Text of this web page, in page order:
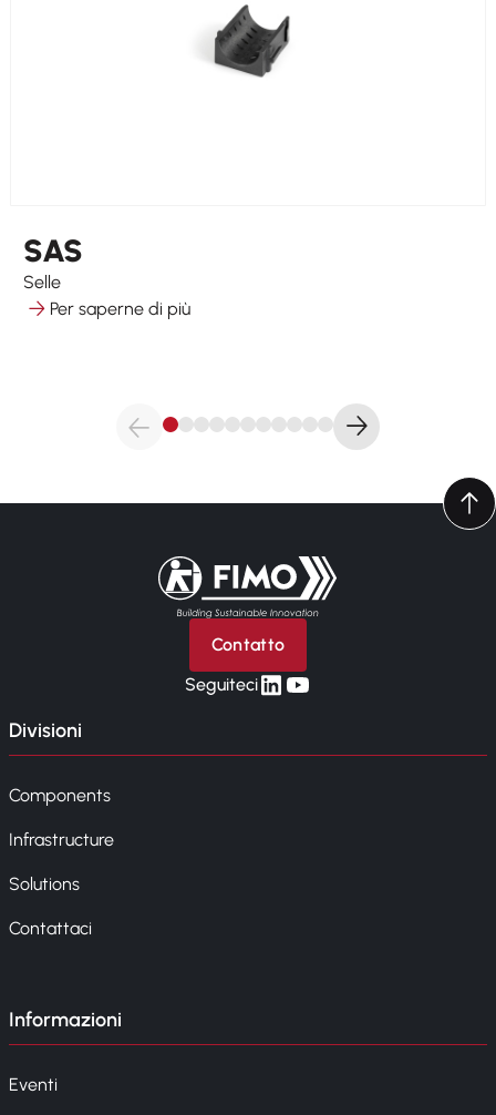
SAS
Selle
Per saperne di più
Torna alla pagina iniziale
Contatto
Seguitecilinkedin
yt
Divisioni
Components
Infrastructure
Solutions
Contattaci
Informazioni
Eventi